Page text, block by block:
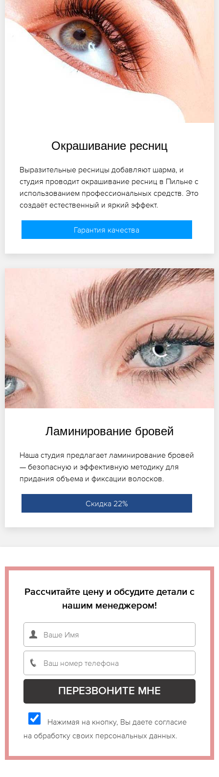
Окрашивание ресниц
Выразительные ресницы добавляют шарма, и
студия проводит окрашивание ресниц в Пильне с
использованием профессиональных средств. Это
создаёт естественный и яркий эффект.
Гарантия качества
Ламинирование бровей
Наша студия предлагает ламинирование бровей
— безопасную и эффективную методику для
придания объема и фиксации волосков.
Скидка 22%
Рассчитайте цену и обсудите детали с
нашим менеджером!
Нажимая на кнопку, Вы даете согласие
на обработку своих персональных данных.